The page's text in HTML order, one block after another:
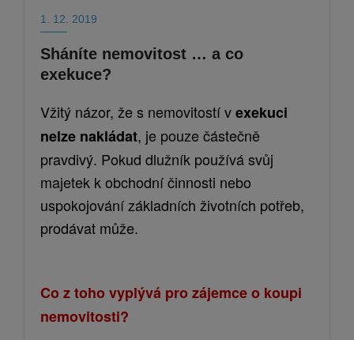
1. 12. 2019
Sháníte nemovitost … a co
exekuce?
Vžitý názor, že s nemovitostí vexekuci
nelze nakládat, je pouzečástečně
pravdivý. Pokud dlužník používá svůj
majetek k obchodní činnosti nebo
uspokojování základních životních potřeb,
prodávat může.
Co z toho vyplývá pro zájemce o koupi
nemovitosti?